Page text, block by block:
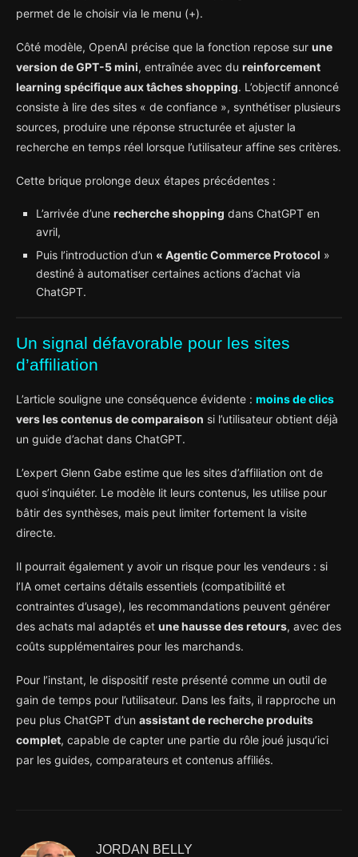
permet de le choisir via le menu (+).
Côté modèle, OpenAI précise que la fonction repose sur une
version de GPT-5 mini, entraînée avec du reinforcement
learning spécifique aux tâches shopping. L’objectif annoncé
consiste à lire des sites « de confiance », synthétiser plusieurs
sources, produire une réponse structurée et ajuster la
recherche en temps réel lorsque l’utilisateur affine ses critères.
Cette brique prolonge deux étapes précédentes :
L’arrivée d’une recherche shopping dans ChatGPT en
avril,
Puis l’introduction d’un « Agentic Commerce Protocol »
destiné à automatiser certaines actions d’achat via
ChatGPT.
Un signal défavorable pour les sites
d’affiliation
L’article souligne une conséquence évidente : moins de clics
vers les contenus de comparaison si l’utilisateur obtient déjà
un guide d’achat dans ChatGPT.
L’expert Glenn Gabe estime que les sites d’affiliation ont de
quoi s’inquiéter. Le modèle lit leurs contenus, les utilise pour
bâtir des synthèses, mais peut limiter fortement la visite
directe.
Il pourrait également y avoir un risque pour les vendeurs : si
l’IA omet certains détails essentiels (compatibilité et
contraintes d’usage), les recommandations peuvent générer
des achats mal adaptés et une hausse des retours, avec des
coûts supplémentaires pour les marchands.
Pour l’instant, le dispositif reste présenté comme un outil de
gain de temps pour l’utilisateur. Dans les faits, il rapproche un
peu plus ChatGPT d’un assistant de recherche produits
complet, capable de capter une partie du rôle joué jusqu’ici
par les guides, comparateurs et contenus affiliés.
JORDAN BELLY